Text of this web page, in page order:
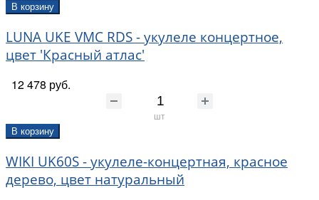
В корзину
LUNA UKE VMC RDS - укулеле концертное,
цвет 'Красный атлас'
12 478 руб.
шт
В корзину
WIKI UK60S - укулеле-концертная, красное
дерево, цвет натуральный